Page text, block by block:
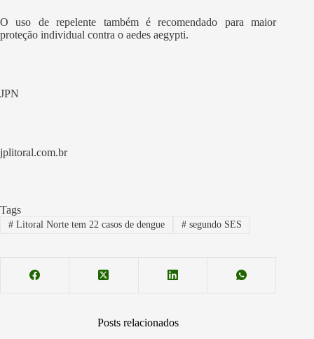
O uso de repelente também é recomendado para maior
proteção individual contra o aedes aegypti.
JPN
jplitoral.com.br
Tags
#Litoral Norte tem 22 casos de dengue #segundo SES
Posts relacionados